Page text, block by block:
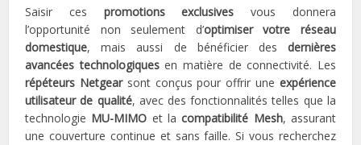
Saisir ces promotions exclusives vous donnera
l’opportunité non seulement d’optimiser votre réseau
domestique, mais aussi de bénéficier des dernières
avancées technologiquesen matière de connectivité. Les
répéteurs Netgearsont conçus pour offrir une expérience
utilisateur de qualité, avec des fonctionnalités telles que la
technologie MU-MIMO et lacompatibilité Mesh, assurant
une couverture continue et sans faille. Si vous recherchez